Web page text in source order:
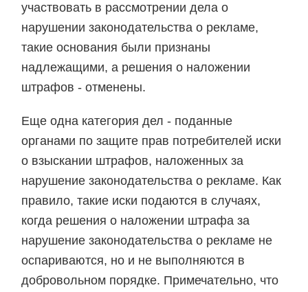
участвовать в рассмотрении дела о
нарушении законодательства о рекламе,
такие основания были признаны
надлежащими, а решения о наложении
штрафов - отменены.
Еще одна категория дел - поданные
органами по защите прав потребителей иски
о взыскании штрафов, наложенных за
нарушение законодательства о рекламе. Как
правило, такие иски подаются в случаях,
когда решения о наложении штрафа за
нарушение законодательства о рекламе не
оспариваются, но и не выполняются в
добровольном порядке. Примечательно, что